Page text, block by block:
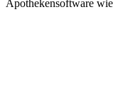
Apothekensoftware